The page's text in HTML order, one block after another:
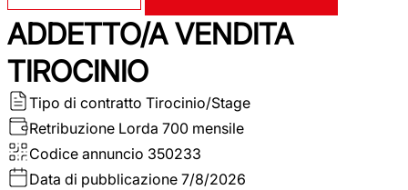
ADDETTO/A VENDITA
TIROCINIO
Tipo di contratto Tirocinio/Stage
Retribuzione Lorda 700 mensile
Codice annuncio 350233
Data di pubblicazione 7/8/2026